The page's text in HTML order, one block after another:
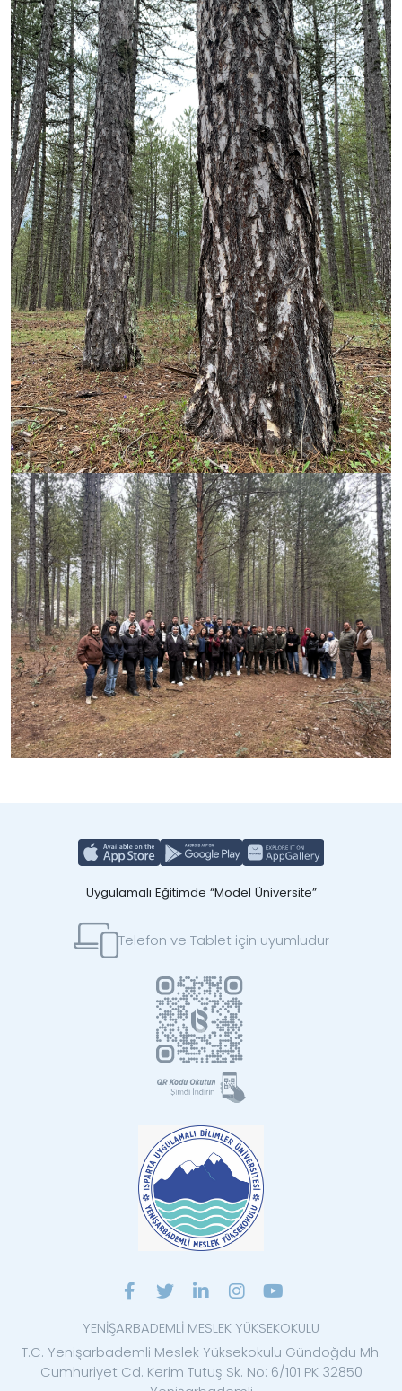
Uygulamalı Eğitimde “Model Üniversite”
Telefon ve Tablet için uyumludur
YENİŞARBADEMLİ MESLEK YÜKSEKOKULU
T.C. Yenişarbademli Meslek Yüksekokulu Gündoğdu Mh.
Cumhuriyet Cd. Kerim Tutuş Sk. No: 6/101 PK 32850